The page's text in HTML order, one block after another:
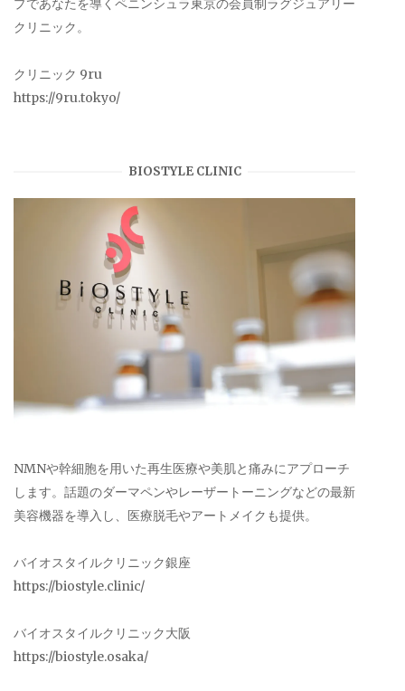
プであなたを導くペニンシュラ東京の会員制ラグジュアリー
クリニック。
クリニック 9ru
https://9ru.tokyo/
BIOSTYLE CLINIC
NMNや幹細胞を用いた再生医療や美肌と痛みにアプローチ
します。話題のダーマペンやレーザートーニングなどの最新
美容機器を導入し、医療脱毛やアートメイクも提供。
バイオスタイルクリニック銀座
https://biostyle.clinic/
バイオスタイルクリニック大阪
https://biostyle.osaka/